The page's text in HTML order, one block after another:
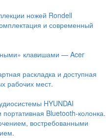
ножей Rondell
и современный
клавишами — Acer
раскладка и доступная
рабочих мест.
HYUNDAI
Bluetooth-колонка.
востребованными